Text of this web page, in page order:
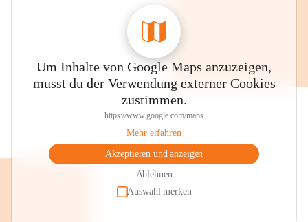
Um Inhalte von Google Maps anzuzeigen,
musst du der Verwendung externer Cookies
zustimmen.
https://www.google.com/maps
Mehr erfahren
Akzeptieren und anzeigen
Ablehnen
Auswahl merken